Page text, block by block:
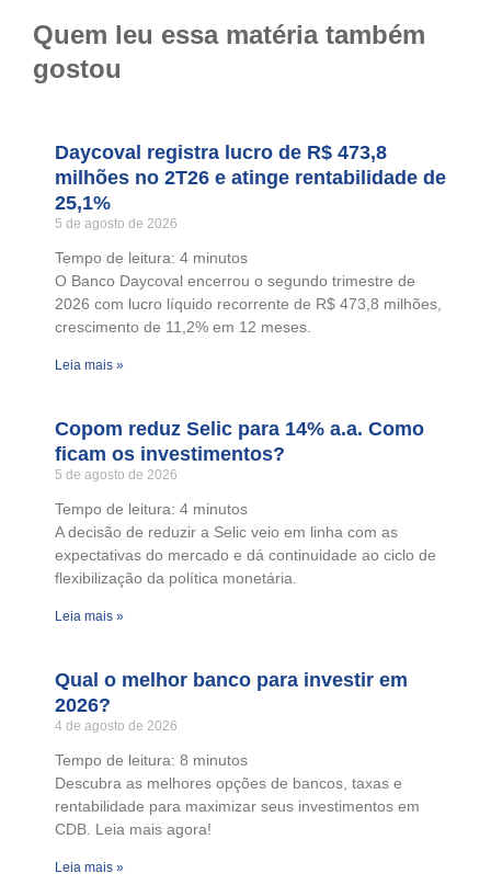
Quem leu essa matéria também
gostou
Daycoval registra lucro de R$ 473,8
milhões no 2T26 e atinge rentabilidade de
25,1%
5 de agosto de 2026
Tempo de leitura: 4 minutos
O Banco Daycoval encerrou o segundo trimestre de
2026 com lucro líquido recorrente de R$ 473,8 milhões,
crescimento de 11,2% em 12 meses.
Leia mais »
Copom reduz Selic para 14% a.a. Como
ficam os investimentos?
5 de agosto de 2026
Tempo de leitura: 4 minutos
A decisão de reduzir a Selic veio em linha com as
expectativas do mercado e dá continuidade ao ciclo de
flexibilização da política monetária.
Leia mais »
Qual o melhor banco para investir em
2026?
4 de agosto de 2026
Tempo de leitura: 8 minutos
Descubra as melhores opções de bancos, taxas e
rentabilidade para maximizar seus investimentos em
CDB. Leia mais agora!
Leia mais »